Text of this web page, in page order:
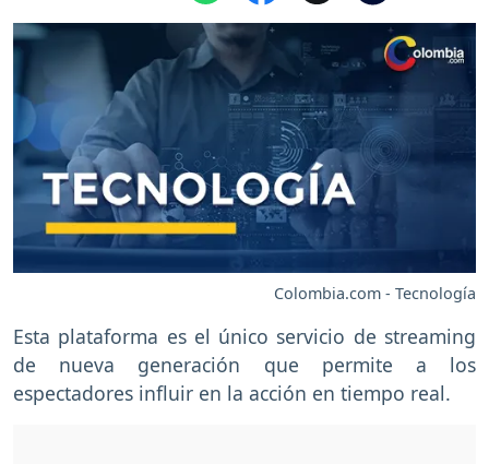
Colombia.com - Tecnología
Esta plataforma es el único servicio de streaming
de nueva generación que permite a los
espectadores influir en la acción en tiempo real.